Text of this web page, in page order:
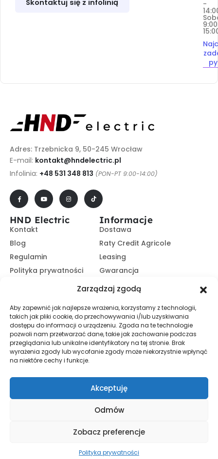
Zarządzaj zgodą
Aby zapewnić jak najlepsze wrażenia, korzystamy z technologii,
takich jak pliki cookie, do przechowywania i/lub uzyskiwania
dostępu do informacji o urządzeniu. Zgoda na te technologie
pozwoli nam przetwarzać dane, takie jak zachowanie podczas
przeglądania lub unikalne identyfikatory na tej stronie. Brak
wyrażenia zgody lub wycofanie zgody może niekorzystnie wpłynąć
na niektóre cechy i funkcje.
Akceptuję
Odmów
Zobacz preferencje
Polityka prywatności
-
Adres: Trzebnicka 9, 50-245 Wrocław
E-mail: kontakt@hndelectric.pl
Infolinia: +48 531 348 813 (PON-PT 9:00-14:00)
HND Electric
Kontakt
Blog
Regulamin
Polityka prywatności
Informacje
Dostawa
Raty Credit Agricole
Leasing
Gwarancja
14 dni na zwrot
Program partnerski
Zasubskrybuj nasz Newsletter
Zapisz Się
© HND Electric. 2025 - Wszelkie prawa zastrzeżone